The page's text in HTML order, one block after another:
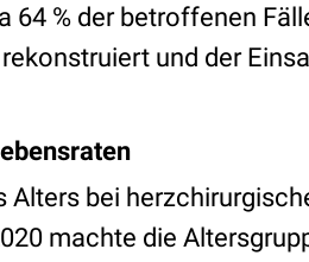
64 % der betroffenen
und der
Alters bei
machte die